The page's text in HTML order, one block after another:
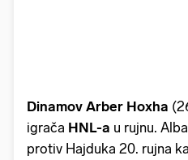
Dinamov Arber Hoxha
igrača HNL-a u rujnu.
protiv Hajduka 20. rujna